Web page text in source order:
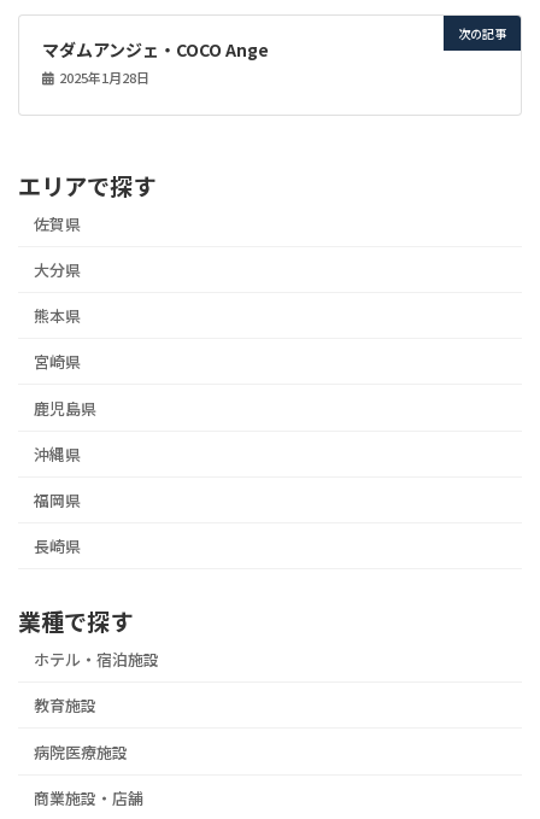
次の記事
マダムアンジェ・COCO Ange
2025年1月28日
エリアで探す
佐賀県
大分県
熊本県
宮崎県
鹿児島県
沖縄県
福岡県
長崎県
業種で探す
ホテル・宿泊施設
教育施設
病院医療施設
商業施設・店舗